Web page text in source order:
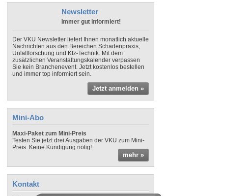
Newsletter
Immer gut informiert!
Der VKU Newsletter liefert Ihnen monatlich aktuelle
Nachrichten aus den Bereichen Schadenpraxis,
Unfallforschung und Kfz-Technik. Mit dem
zusätzlichen Veranstaltungskalender verpassen
Sie kein Branchenevent. Jetzt kostenlos bestellen
und immer top informiert sein.
Jetzt anmelden »
Mini-Abo
Maxi-Paket zum Mini-Preis
Testen Sie jetzt drei Ausgaben der VKU zum Mini-
Preis. Keine Kündigung nötig!
mehr »
Kontakt